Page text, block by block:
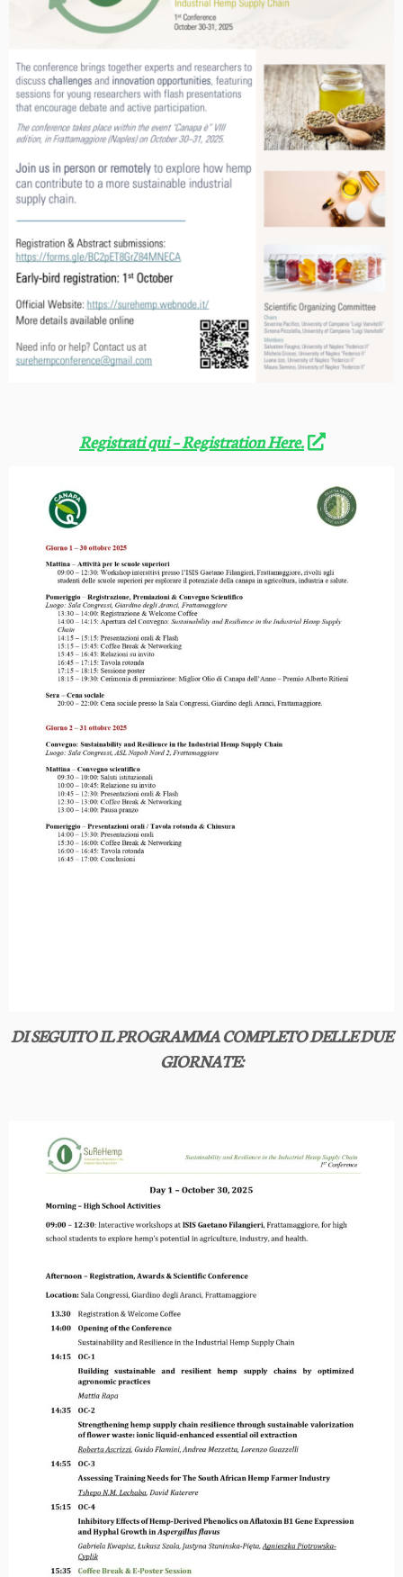
Registrati qui – Registration Here.
DI SEGUITO IL PROGRAMMA COMPLETO DELLE DUE
GIORNATE: